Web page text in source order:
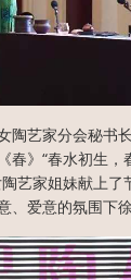
陶艺家分会秘书
春》“春水初生
艺家姐妹献上
、爱意的氛围下徐